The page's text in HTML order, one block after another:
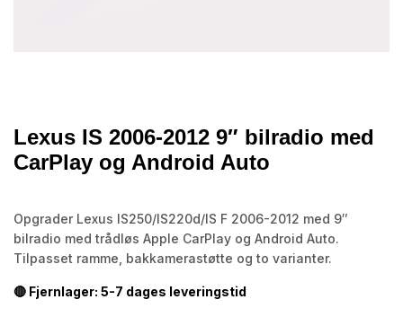
Lexus IS 2006-2012 9″ bilradio med
CarPlay og Android Auto
Opgrader Lexus IS250/IS220d/IS F 2006-2012 med 9″
bilradio med trådløs Apple CarPlay og Android Auto.
Tilpasset ramme, bakkamerastøtte og to varianter.
🔴 Fjernlager: 5-7 dages leveringstid